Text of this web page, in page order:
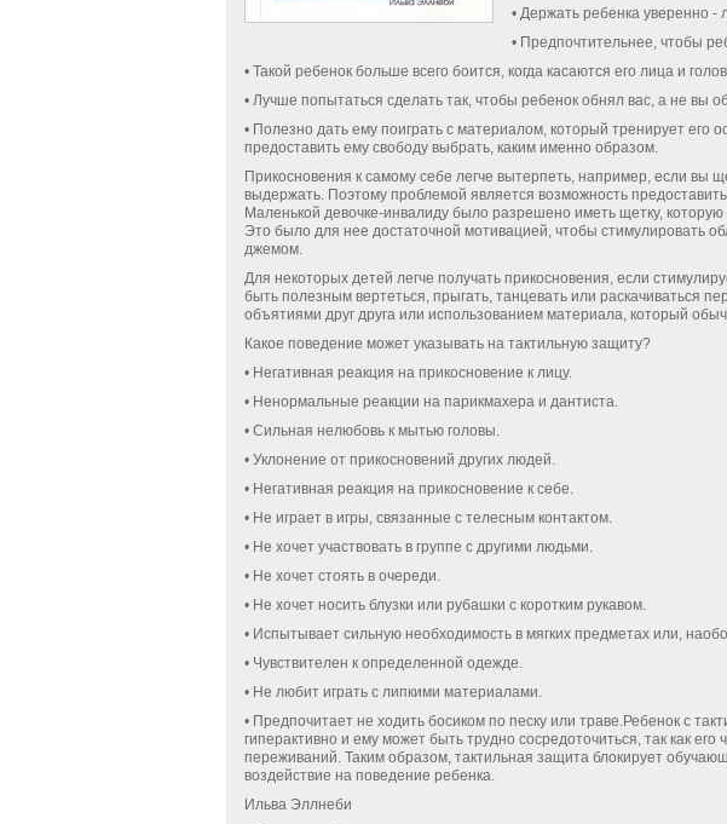
• Держать ребенка уверенно -
• Предпочтительнее, чтобы
• Такой ребенок больше всего боится, когда касаются его лица и
• Лучше попытаться сделать так, чтобы ребенок обнял вас, а не вы
• Полезно дать ему поиграть с материалом, который трени­рует его
предоставить ему свободу выбрать, каким именно обра­зом.
Прикосновения к самому себе легче вытерпеть, например, ес­ли вы
выдержать. По­этому проблемой является возможность
Маленькой девочке-инвалиду было разрешено иметь щетку,
Это было для нее достаточной мотивацией, чтобы стимулировать
джемом.
Для некоторых детей легче получать прикосновения, если
быть по­лезным вертеться, прыгать, танцевать или раскачиваться
объятиями друг друга или использованием материала, который
Какое поведение может указывать на тактильную защиту?
• Негативная реакция на прикосновение к лицу.
• Ненормальные реакции на парикмахера и дантиста.
• Сильная нелюбовь к мытью головы.
• Уклонение от прикосновений других людей.
• Негативная реакция на прикосновение к себе.
• Не играет в игры, связанные с телесным контактом.
• Не хочет участвовать в группе с другими людьми.
• Не хочет стоять в очереди.
• Не хочет носить блузки или рубашки с коротким рукавом.
• Испытывает сильную необходимость в мягких предметах или,
• Чувствителен к определенной одежде.
• Не любит играть с липкими материалами.
• Предпочитает не ходить босиком по песку или траве.Ребенок с
гиперактивно и ему может быть трудно сосредоточиться, так как
переживаний. Та­ким образом, тактильная защита блокирует
воздействие на поведе­ние ребенка.
Ильва Эллнеби